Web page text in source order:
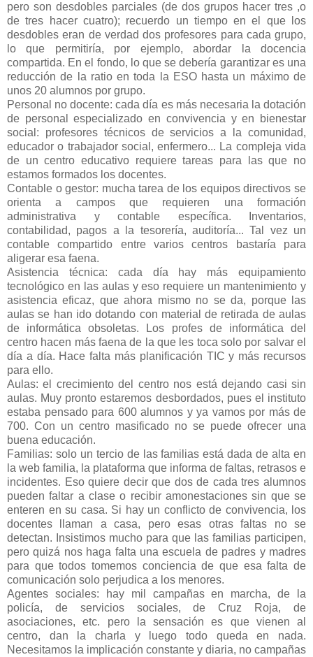
pero son desdobles parciales (de dos grupos hacer tres ,o
de tres hacer cuatro); recuerdo un tiempo en el que los
desdobles eran de verdad dos profesores para cada grupo,
lo que permitiría, por ejemplo, abordar la docencia
compartida. En el fondo, lo que se debería garantizar es una
reducción de la ratio en toda la ESO hasta un máximo de
unos 20 alumnos por grupo.
Personal no docente: cada día es más necesaria la dotación
de personal especializado en convivencia y en bienestar
social: profesores técnicos de servicios a la comunidad,
educador o trabajador social, enfermero... La compleja vida
de un centro educativo requiere tareas para las que no
estamos formados los docentes.
Contable o gestor: mucha tarea de los equipos directivos se
orienta a campos que requieren una formación
administrativa y contable específica. Inventarios,
contabilidad, pagos a la tesorería, auditoría... Tal vez un
contable compartido entre varios centros bastaría para
aligerar esa faena.
Asistencia técnica: cada día hay más equipamiento
tecnológico en las aulas y eso requiere un mantenimiento y
asistencia eficaz, que ahora mismo no se da, porque las
aulas se han ido dotando con material de retirada de aulas
de informática obsoletas. Los profes de informática del
centro hacen más faena de la que les toca solo por salvar el
día a día. Hace falta más planificación TIC y más recursos
para ello.
Aulas: el crecimiento del centro nos está dejando casi sin
aulas. Muy pronto estaremos desbordados, pues el instituto
estaba pensado para 600 alumnos y ya vamos por más de
700. Con un centro masificado no se puede ofrecer una
buena educación.
Familias: solo un tercio de las familias está dada de alta en
la web familia, la plataforma que informa de faltas, retrasos e
incidentes. Eso quiere decir que dos de cada tres alumnos
pueden faltar a clase o recibir amonestaciones sin que se
enteren en su casa. Si hay un conflicto de convivencia, los
docentes llaman a casa, pero esas otras faltas no se
detectan. Insistimos mucho para que las familias participen,
pero quizá nos haga falta una escuela de padres y madres
para que todos tomemos conciencia de que esa falta de
comunicación solo perjudica a los menores.
Agentes sociales: hay mil campañas en marcha, de la
policía, de servicios sociales, de Cruz Roja, de
asociaciones, etc. pero la sensación es que vienen al
centro, dan la charla y luego todo queda en nada.
Necesitamos la implicación constante y diaria, no campañas